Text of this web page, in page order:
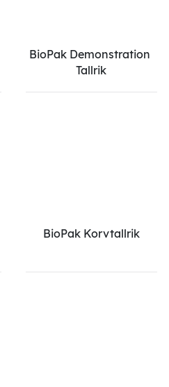
BioPak Demonstration
Tallrik
BioPak Korvtallrik